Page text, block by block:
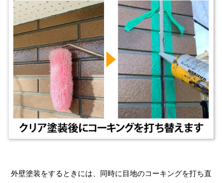
外壁塗装をするときには、同時に目地のコーキングを打ち直